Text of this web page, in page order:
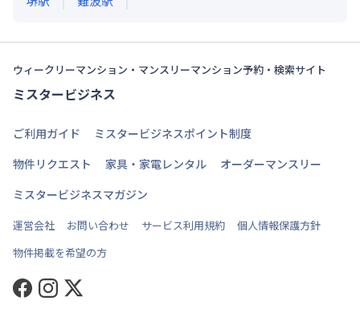
ウィークリーマンション・マンスリーマンション予約・検索サイト
ミスタービジネス
ご利用ガイド
ミスタービジネスポイント制度
物件リクエスト
家具・家電レンタル
オーダーマンスリー
ミスタービジネスマガジン
運営会社 お問い合わせ サービス利用規約
個人情報保護方針
物件掲載を希望の方
Facebook
Instagram
Twitter